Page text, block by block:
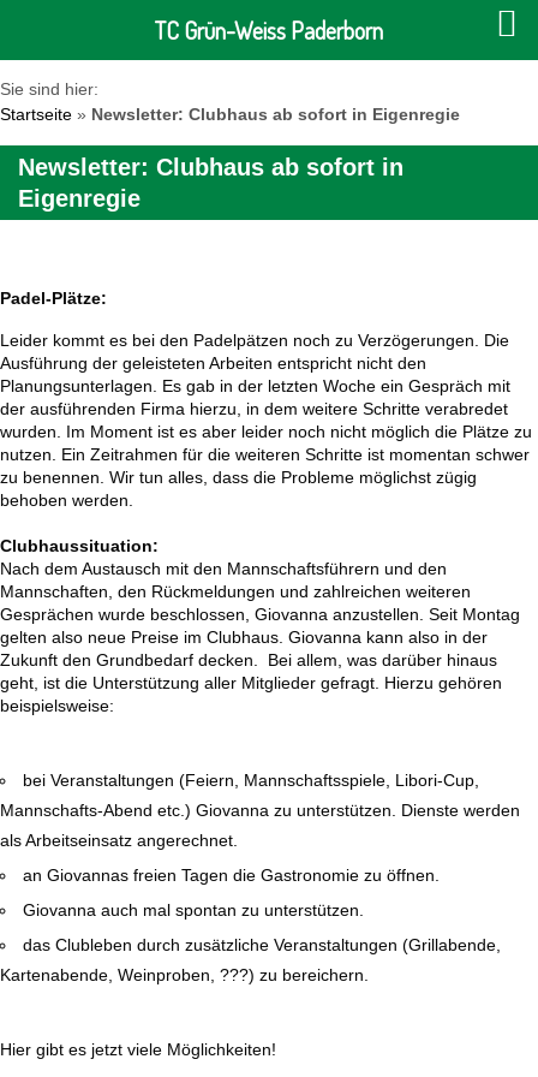
Sie sind hier:
Startseite » Newsletter: Clubhaus ab sofort in Eigenregie
Newsletter: Clubhaus ab sofort in
Eigenregie
Padel-Plätze:
Leider kommt es bei den Padelpätzen noch zu Verzögerungen. Die
Ausführung der geleisteten Arbeiten entspricht nicht den
Planungsunterlagen. Es gab in der letzten Woche ein Gespräch mit
der ausführenden Firma hierzu, in dem weitere Schritte verabredet
wurden. Im Moment ist es aber leider noch nicht möglich die Plätze zu
nutzen. Ein Zeitrahmen für die weiteren Schritte ist momentan schwer
zu benennen. Wir tun alles, dass die Probleme möglichst zügig
behoben werden.
Clubhaussituation:
Nach dem Austausch mit den Mannschaftsführern und den
Mannschaften, den Rückmeldungen und zahlreichen weiteren
Gesprächen wurde beschlossen, Giovanna anzustellen. Seit Montag
gelten also neue Preise im Clubhaus. Giovanna kann also in der
Zukunft den Grundbedarf decken. Bei allem, was darüber hinaus
geht, ist die Unterstützung aller Mitglieder gefragt. Hierzu gehören
beispielsweise:
bei Veranstaltungen (Feiern, Mannschaftsspiele, Libori-Cup,
Mannschafts-Abend etc.) Giovanna zu unterstützen. Dienste werden
als Arbeitseinsatz angerechnet.
an Giovannas freien Tagen die Gastronomie zu öffnen.
Giovanna auch mal spontan zu unterstützen.
das Clubleben durch zusätzliche Veranstaltungen (Grillabende,
Kartenabende, Weinproben, ???) zu bereichern.
Hier gibt es jetzt viele Möglichkeiten!
TC Grün-Weiss Paderborn